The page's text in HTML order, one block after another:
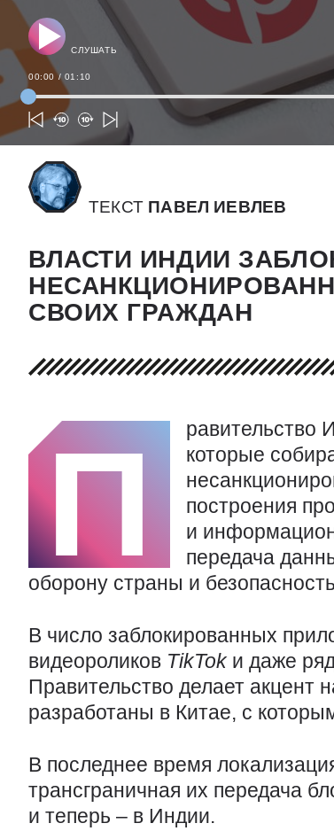
СЛУШАТЬ
00:00 / 01:10
ТЕКСТ ПАВЕЛ ИЕВЛЕВ
ВЛАСТИ ИНДИИ
СВОИХ ГРАЖДАН
П
равительство
которые
построения
и
передача
оборону страны и
В число заблокированных
видеороликов TikTok и даже
Правительство делает акцент
разработаны в Китае, с
В последнее время
трансграничная их передача
и теперь – в Индии.